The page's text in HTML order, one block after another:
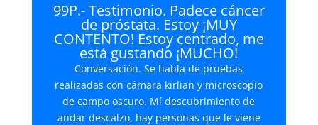
99P.- Testimonio. Padece cáncer
de próstata. Estoy ¡MUY
CONTENTO! Estoy centrado, me
está gustando ¡MUCHO!
Conversación. Se habla de pruebas
realizadas con cámara kirlian y microscopio
de campo oscuro. Mí descubrimiento de
andar descalzo, hay personas que le viene